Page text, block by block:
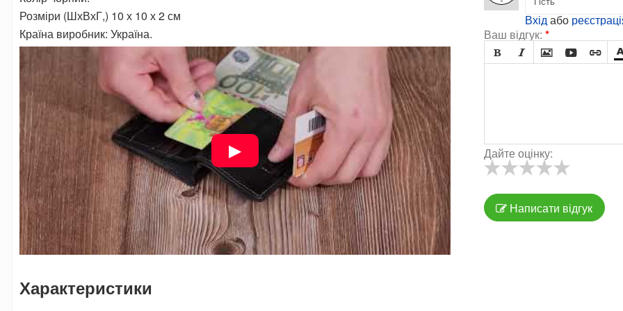
Розміри (ШхВхГ,) 10 х 10 х 2 см
Країна виробник: Україна.
Характеристики
Вхідабо
Ваш відгук: *
    
Дайте оцінку:
Написати відгук